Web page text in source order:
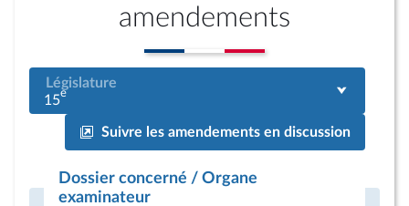
amendements
Législature
15e
Suivre les amendements en discussion
Dossier concerné / Organe
examinateur